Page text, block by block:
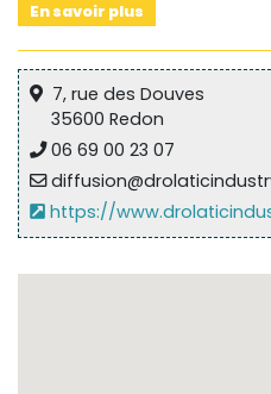
En savoir plus
7, rue des Douves
35600 Redon
06 69 00 23 07
https://